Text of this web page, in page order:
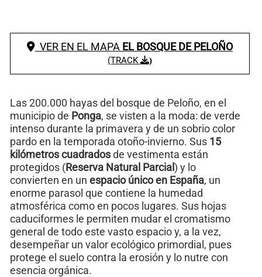
VER EN EL MAPA EL BOSQUE DE PELOÑO
(TRACK )
Las 200.000 hayas del bosque de Peloño, en el
municipio de Ponga, se visten a la moda: de verde
intenso durante la primavera y de un sobrio color
pardo en la temporada otoño-invierno. Sus 15
kilómetros cuadradosde vestimenta están
protegidos (Reserva Natural Parcial) y lo
convierten en un espacio único en España, un
enorme parasol que contiene la humedad
atmosférica como en pocos lugares. Sus hojas
caduciformes le permiten mudar el cromatismo
general de todo este vasto espacio y, a la vez,
desempeñar un valor ecológico primordial, pues
protege el suelo contra la erosión y lo nutre con
esencia orgánica.